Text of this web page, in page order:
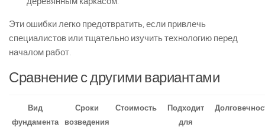
Эти ошибки легко предотвратить, если привлечь
специалистов или тщательно изучить технологию перед
началом работ.
Сравнение с другими вариантами
Вид
фундамента
Сроки
возведения
Стоимость
Подходит
для